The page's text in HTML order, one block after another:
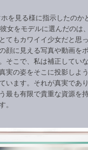
を見る様に指示したのか
女をモデルに選んだのは
てもカワイイ少女だと思
顔に見える写真や動画を
そこで、私は補正してい
実の姿をそこに投影しよ
います。それが真実であ
最も有限で貴重な資源を
。